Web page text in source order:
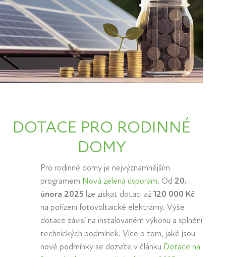
DOTACE PRO RODINNÉ
DOMY
Pro rodinné domy je nejvýznamnějším
programem Nová zelená úsporám. Od 20.
února 2025 lze získat dotaci až 120 000 Kč
na pořízení fotovoltaické elektrárny. Výše
dotace závisí na instalovaném výkonu a splnění
technických podmínek. Více o tom, jaké jsou
nové podmínky se dozvíte v článku Dotace na